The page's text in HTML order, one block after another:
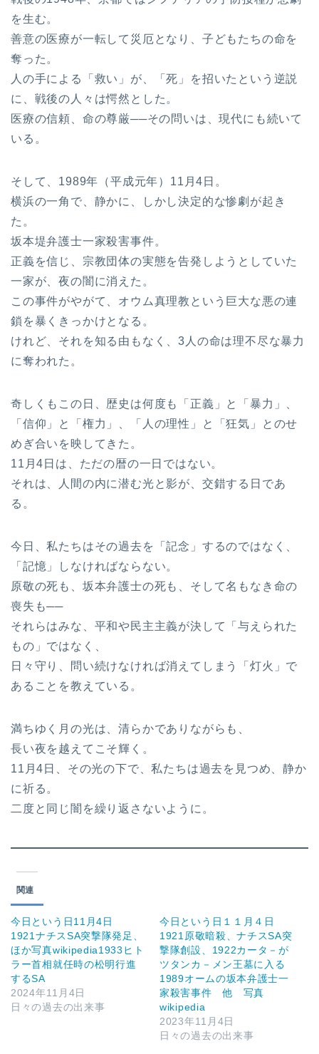
を生む。
善意の医療が一転して災厄となり、子どもたちの命を
奪った。
人の手による「救い」が、「死」を招いたという逆説
に、戦後の人々は愕然とした。
医療の信頼、命の尊厳──その問いは、現代にも続いて
いる。
そして、1989年（平成元年）11月4日。
横浜の一角で、静かに、しかし決定的な惨劇が起き
た。
坂本堤弁護士一家殺害事件。
正義を信じ、宗教団体の実態を告発しようとしていた
一家が、夜の闇に消えた。
この事件がやがて、オウム真理教という巨大な悪の連
鎖を暴くきっかけとなる。
けれど、それを知る由もなく、3人の命は理不尽な暴力
に奪われた。
奇しくもこの日、歴史は何度も「正義」と「暴力」、
「信仰」と「権力」、「人の理性」と「狂気」とのせ
めぎ合いを映してきた。
11月4日は、ただの暦の一日ではない。
それは、人間の内に潜む光と影が、交錯する日であ
る。
今日、私たちはその過去を「記念」するのではなく、
「記憶」しなければならない。
原敬の死も、坂本弁護士の死も、そして名もなき命の
喪失も──
それらはみな、平和や民主主義が決して「与えられた
もの」ではなく、
日々守り、問い続けなければ消えてしまう「灯火」で
あることを教えている。
満ちゆく月の光は、清らかでありながらも、
長い夜を越えてこそ輝く。
11月4日、その光の下で、私たちは過去を見つめ、静か
に祈る。
二度と同じ闇を繰り返さないように。
関連
今日という日11月4日
1921ナチスSA突撃隊発足、
ほか写真wikipedia1933ヒト
ラー首相就任時の松明行進
するSA
2024年11月4日
日々の過去の出来事
今日という日１１月４日
1921原敬暗殺、ナチスSA突
撃隊創設、1922カータ－が
ツタンカ－メン王墓に入る
1989オームの坂本弁護士一
家殺害事件 他 写真
wikipedia
2023年11月4日
日々の過去の出来事